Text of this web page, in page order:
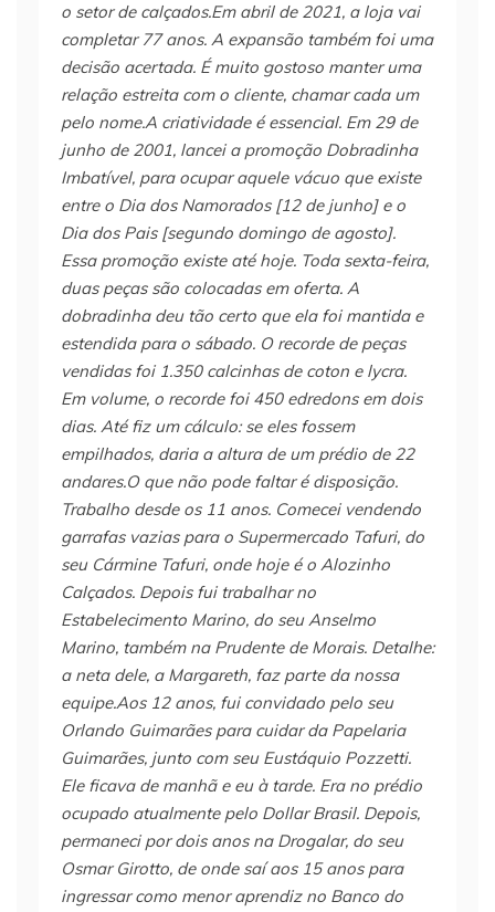
o setor de calçados.Em abril de 2021, a loja vai
completar 77 anos. A expansão também foi uma
decisão acertada. É muito gostoso manter uma
relação estreita com o cliente, chamar cada um
pelo nome.A criatividade é essencial. Em 29 de
junho de 2001, lancei a promoção Dobradinha
Imbatível, para ocupar aquele vácuo que existe
entre o Dia dos Namorados [12 de junho] e o
Dia dos Pais [segundo domingo de agosto].
Essa promoção existe até hoje. Toda sexta-feira,
duas peças são colocadas em oferta. A
dobradinha deu tão certo que ela foi mantida e
estendida para o sábado. O recorde de peças
vendidas foi 1.350 calcinhas de coton e lycra.
Em volume, o recorde foi 450 edredons em dois
dias. Até fiz um cálculo: se eles fossem
empilhados, daria a altura de um prédio de 22
andares.O que não pode faltar é disposição.
Trabalho desde os 11 anos. Comecei vendendo
garrafas vazias para o Supermercado Tafuri, do
seu Cármine Tafuri, onde hoje é o Alozinho
Calçados. Depois fui trabalhar no
Estabelecimento Marino, do seu Anselmo
Marino, também na Prudente de Morais. Detalhe:
a neta dele, a Margareth, faz parte da nossa
equipe.Aos 12 anos, fui convidado pelo seu
Orlando Guimarães para cuidar da Papelaria
Guimarães, junto com seu Eustáquio Pozzetti.
Ele ficava de manhã e eu à tarde. Era no prédio
ocupado atualmente pelo Dollar Brasil. Depois,
permaneci por dois anos na Drogalar, do seu
Osmar Girotto, de onde saí aos 15 anos para
ingressar como menor aprendiz no Banco do